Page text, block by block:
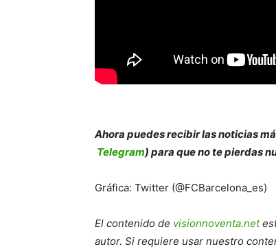
Ahora puedes recibir las noticias
Telegram) para que no te pierdas
Gráfica: Twitter (@FCBarcelona_es)
El contenido de visionnoventa.net
autor. Si requiere usar nuestro